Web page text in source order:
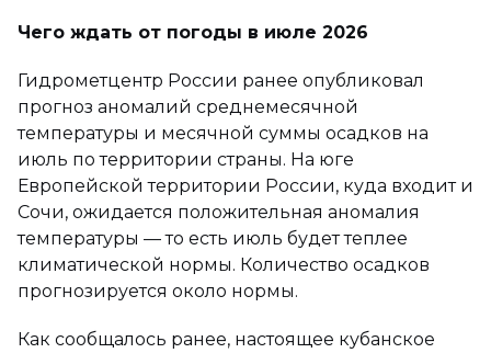
Чего ждать от погоды в июле 2026
Гидрометцентр России ранее опубликовал
прогноз аномалий среднемесячной
температуры и месячной суммы осадков на
июль по территории страны. На юге
Европейской территории России, куда входит и
Сочи, ожидается положительная аномалия
температуры — то есть июль будет теплее
климатической нормы. Количество осадков
прогнозируется около нормы.
Как сообщалось ранее, настоящее кубанское